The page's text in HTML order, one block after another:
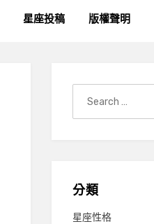
星座投稿 版權聲明
分類
星座性格